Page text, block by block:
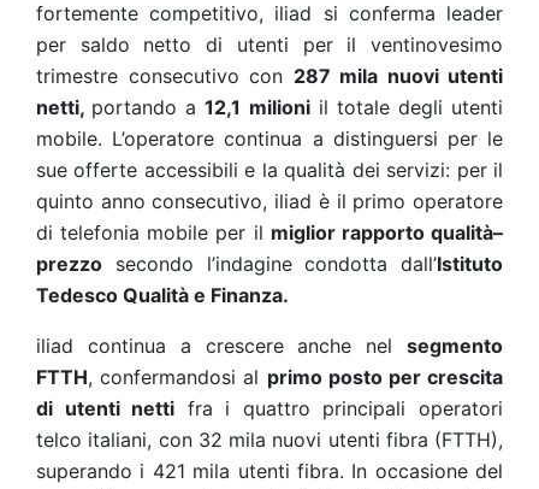
fortemente competitivo, iliad si conferma leader
per saldo netto di utenti per il ventinovesimo
trimestre consecutivo con 287 mila nuovi utenti
netti, portando a 12,1 milioni il totale degli utenti
mobile. L’operatore continua a distinguersi per le
sue offerte accessibili e la qualità dei servizi: per il
quinto anno consecutivo, iliad è il primo operatore
di telefonia mobile per il miglior rapporto qualità–
prezzo secondo l’indagine condotta dall’Istituto
Tedesco Qualità e Finanza.
iliad continua a crescere anche nel
segmento
FTTH, confermandosi al primo posto per crescita
di utenti netti fra i quattro principali operatori
telco italiani, con 32 mila nuovi utenti fibra (FTTH),
superando i 421 mila utenti fibra. In occasione del